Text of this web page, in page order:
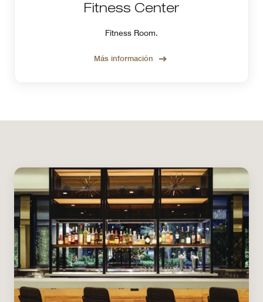
Fitness Center
Fitness Room.
Más información